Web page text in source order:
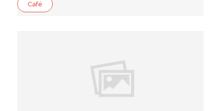
Café